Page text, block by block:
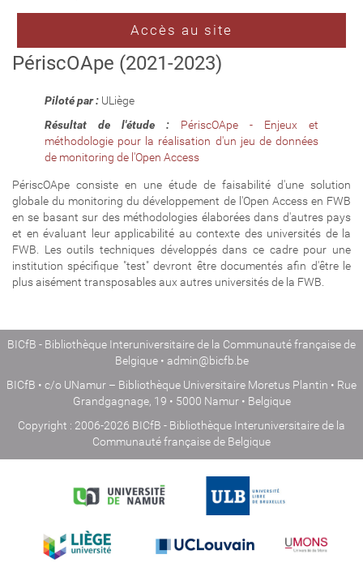
Accès au site
PériscOApe (2021-2023)
Piloté par : ULiège
Résultat de l'étude : PériscOApe - Enjeux et
méthodologie pour la réalisation d'un jeu de données
de monitoring de l'Open Access
PériscOApe consiste en une étude de faisabilité d'une solution
globale du monitoring du développement de l'Open Access en FWB
en se basant sur des méthodologies élaborées dans d'autres pays
et en évaluant leur applicabilité au contexte des universités de la
FWB. Les outils techniques développés dans ce cadre pour une
institution spécifique "test" devront être documentés afin d'être le
plus aisément transposables aux autres universités de la FWB.
BICfB - Bibliothèque Interuniversitaire de la Communauté française de
Belgique • admin@bicfb.be
BICfB • c/o UNamur – Bibliothèque Universitaire Moretus Plantin • Rue
Grandgagnage, 19 • 5000 Namur • Belgique
Copyright : 2006-2026 BICfB - Bibliothèque Interuniversitaire de la
Communauté française de Belgique